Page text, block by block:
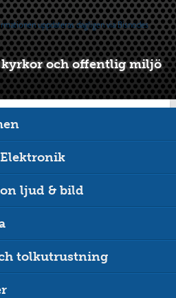
och offentlig miljö
ljud & bild
tolkutrustning